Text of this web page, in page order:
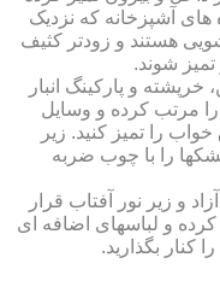
های آشپزخانه که نزدیک
هستند و زودتر کثیف
شوند.
و پارکینگ انبار
را مرتب کرده و وسایل
خواب را تمیز کنید. زیر
را با چوب ضربه
و زیر نور آفتاب قرار
و لباس‏های اضافه ای
بگذارید.